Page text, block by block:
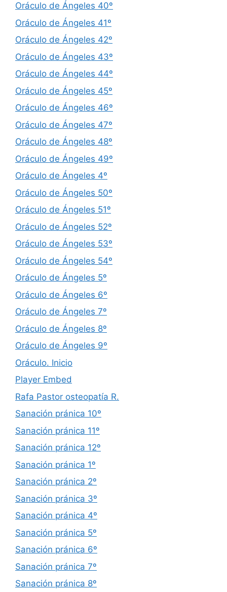
Oráculo de Ángeles 40º
Oráculo de Ángeles 41º
Oráculo de Ángeles 42º
Oráculo de Ángeles 43º
Oráculo de Ángeles 44º
Oráculo de Ángeles 45º
Oráculo de Ángeles 46º
Oráculo de Ángeles 47º
Oráculo de Ángeles 48º
Oráculo de Ángeles 49º
Oráculo de Ángeles 4º
Oráculo de Ángeles 50º
Oráculo de Ángeles 51º
Oráculo de Ángeles 52º
Oráculo de Ángeles 53º
Oráculo de Ángeles 54º
Oráculo de Ángeles 5º
Oráculo de Ángeles 6º
Oráculo de Ángeles 7º
Oráculo de Ángeles 8º
Oráculo de Ángeles 9º
Oráculo. Inicio
Player Embed
Rafa Pastor osteopatía R.
Sanación pránica 10º
Sanación pránica 11º
Sanación pránica 12º
Sanación pránica 1º
Sanación pránica 2º
Sanación pránica 3º
Sanación pránica 4º
Sanación pránica 5º
Sanación pránica 6º
Sanación pránica 7º
Sanación pránica 8º